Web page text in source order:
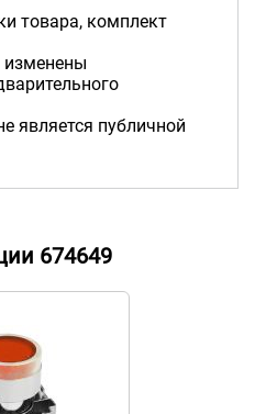
товара, комплект
изменены
является публичной
674649